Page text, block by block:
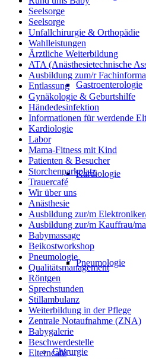
Gastroenterologie
Kardiologie
Pneumologie
Chirurgie
Seelsorge
Seelsorge
Unfallchirurgie & Orthopädie
Wahlleistungen
Ärztliche Weiterbildung
ATA (Anästhesietechnische
Ausbildung zum/r
Entlassung
Gynäkologie & Geburtshilfe
Händedesinfektion
Informationen für werdende
Kardiologie
Labor
Mama-Fitness mit Kind
Patienten & Besucher
Storchenparkplatz
Trauercafé
Wir über uns
Anästhesie
Ausbildung zur/m
Ausbildung zur/m Kauffrau/
Babymassage
Beikostworkshop
Pneumologie
Qualitätsmanagement
Röntgen
Sprechstunden
Stillambulanz
Weiterbildung in der Pflege
Zentrale Notaufnahme (ZNA)
Babygalerie
Beschwerdestelle
Elterncafé